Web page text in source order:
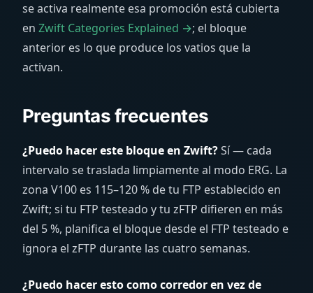
se activa realmente esa promoción está cubierta
en Zwift Categories Explained →; el bloque
anterior es lo que produce los vatios que la
activan.
Preguntas frecuentes
¿Puedo hacer este bloque en Zwift?Sí — cada
intervalo se traslada limpiamente al modo ERG. La
zona V100 es 115–120 % de tu FTP establecido en
Zwift; si tu FTP testeado y tu zFTP difieren en más
del 5 %, planifica el bloque desde el FTP testeado e
ignora el zFTP durante las cuatro semanas.
¿Puedo hacer esto como corredor en vez de